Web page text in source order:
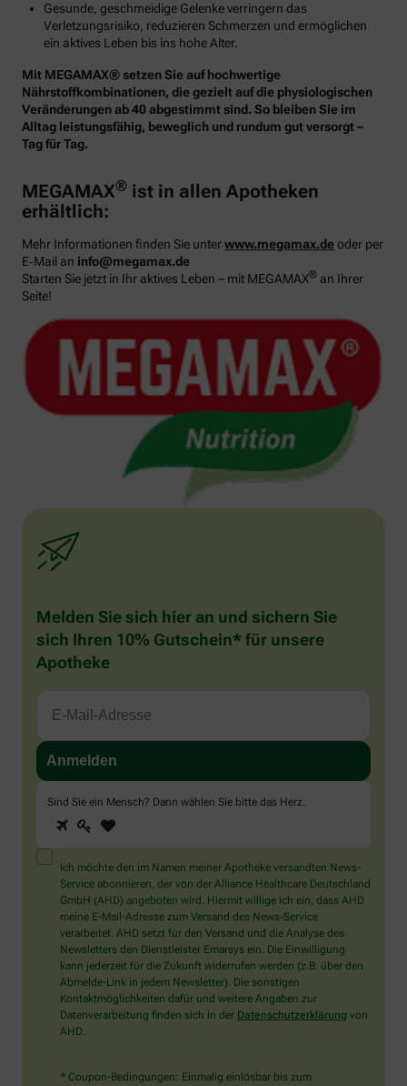
Gesunde, geschmeidige Gelenke verringern das
Verletzungsrisiko, reduzieren Schmerzen und ermöglichen
ein aktives Leben bis ins hohe Alter.
Mit MEGAMAX® setzen Sie auf hochwertige
Nährstoffkombinationen, die gezielt auf die physiologischen
Veränderungen ab 40 abgestimmt sind. So bleiben Sie im
Alltag leistungsfähig, beweglich und rundum gut versorgt –
Tag für Tag.
MEGAMAX® ist in allen Apotheken
erhältlich:
Mehr Informationen finden Sie unterwww.megamax.deoder per
E‑Mail an info@megamax.de
Starten Sie jetzt in Ihr aktives Leben – mit MEGAMAX® an Ihrer
Seite!
Melden Sie sich hier an und sichern Sie
sich Ihren 10% Gutschein* für unsere
Apotheke
Sind Sie ein Mensch? Dann wählen Sie bitte das Herz.
Sind
Sie
ein
Mensch?
Dann
wählen
Sie
bitte
das
Herz.
1 2
Ich möchte den im Namen meiner Apotheke versandten News-
Service abonnieren, der von der Alliance Healthcare Deutschland
GmbH (AHD) angeboten wird. Hiermit willige ich ein, dass AHD
meine E-Mail-Adresse zum Versand des News-Service
verarbeitet. AHD setzt für den Versand und die Analyse des
Newsletters den Dienstleister Emarsys ein. Die Einwilligung
kann jederzeit für die Zukunft widerrufen werden (z.B. über den
Abmelde-Link in jedem Newsletter). Die sonstigen
Kontaktmöglichkeiten dafür und weitere Angaben zur
Datenverarbeitung finden sich in der Datenschutzerklärung von
AHD.
* Coupon-Bedingungen: Einmalig einlösbar bis zum